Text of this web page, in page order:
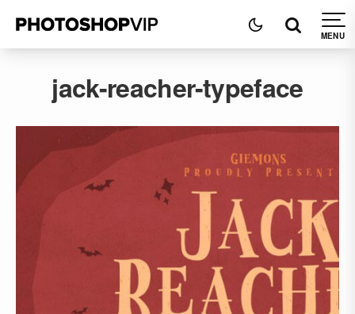
jack-reacher-typeface